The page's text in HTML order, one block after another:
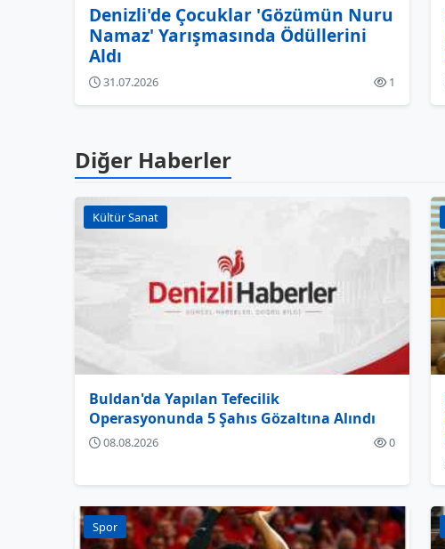
Denizli'de Çocuklar 'Gözümün Nuru
Namaz' Yarışmasında Ödüllerini
Aldı
31.07.2026 1
Diğer Haberler
Kültür Sanat
Buldan'da Yapılan Tefecilik
Operasyonunda 5 Şahıs Gözaltına Alındı
08.08.2026 0
Spor